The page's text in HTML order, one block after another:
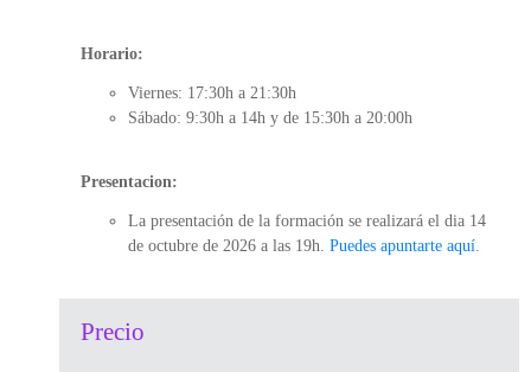
Horario:
Viernes: 17:30h a 21:30h
Sábado: 9:30h a 14h y de 15:30h a 20:00h
Presentacion:
La presentación de la formación se realizará el dia 14
de octubre de 2026 a las 19h. Puedes apuntarte aquí
Precio